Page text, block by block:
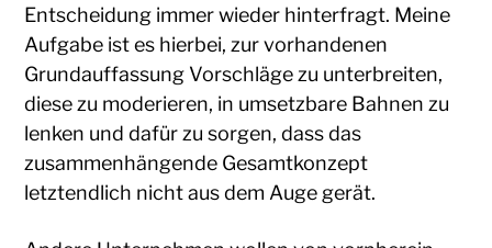
Entscheidung immer wieder hinterfragt. Meine
Aufgabe ist es hierbei, zur vorhandenen
Grundauffassung Vorschläge zu unterbreiten,
diese zu moderieren, in umsetzbare Bahnen zu
lenken und dafür zu sorgen, dass das
zusammenhängende Gesamtkonzept
letztendlich nicht aus dem Auge gerät.